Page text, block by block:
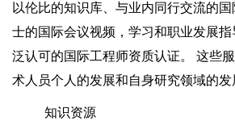
以伦比的知识库、与业内同行交流的
士的国际会议视频，学习和职业发展
泛认可的国际工程师资质认证。 这些
术人员个人的发展和自身研究领域的发
知识资源